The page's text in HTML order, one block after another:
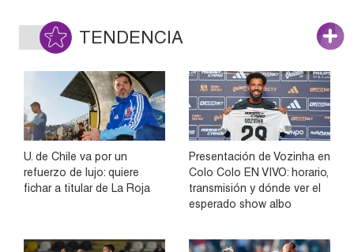
TENDENCIA
U. de Chile va por un
refuerzo de lujo: quiere
fichar a titular de La Roja
Presentación de Vozinha en
Colo Colo EN VIVO: horario,
transmisión y dónde ver el
esperado show albo